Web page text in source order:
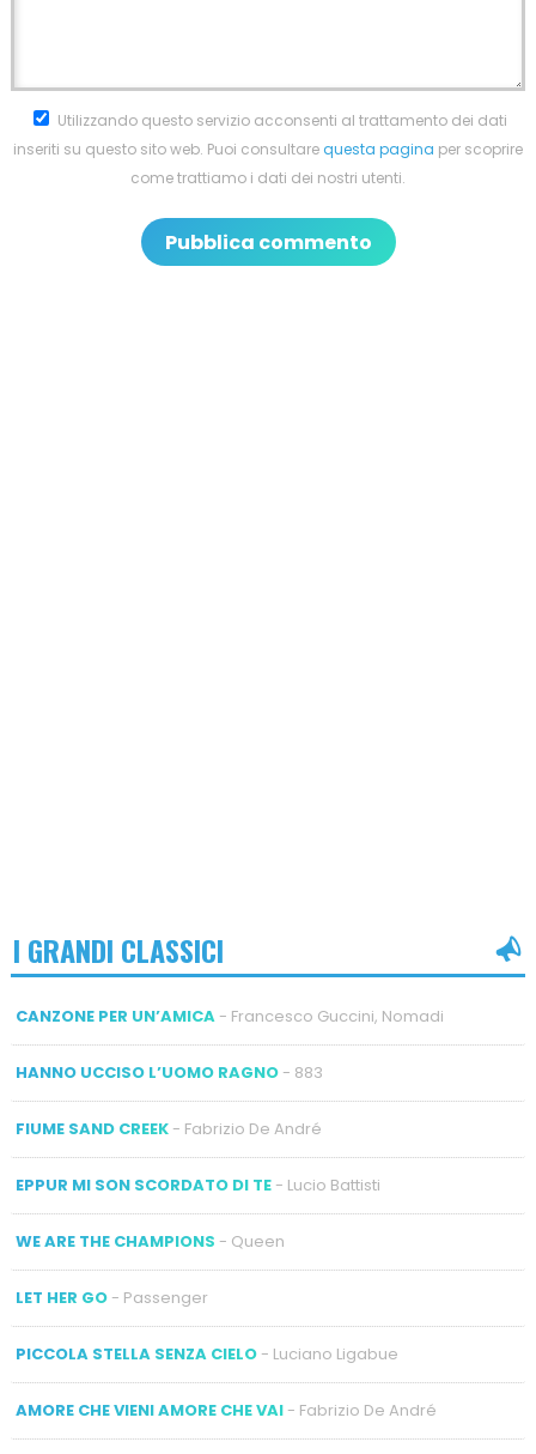
Utilizzando questo servizio acconsenti al trattamento dei dati
inseriti su questo sito web. Puoi consultarequesta pagina per scoprire
come trattiamo i dati dei nostri utenti.
I GRANDI CLASSICI
CANZONE PER UN’AMICA- Francesco Guccini, Nomadi
HANNO UCCISO L’UOMO RAGNO- 883
FIUME SAND CREEK- Fabrizio De André
EPPUR MI SON SCORDATO DI TE- Lucio Battisti
WE ARE THE CHAMPIONS - Queen
LET HER GO- Passenger
PICCOLA STELLA SENZA CIELO- Luciano Ligabue
AMORE CHE VIENI AMORE CHE VAI- Fabrizio De André